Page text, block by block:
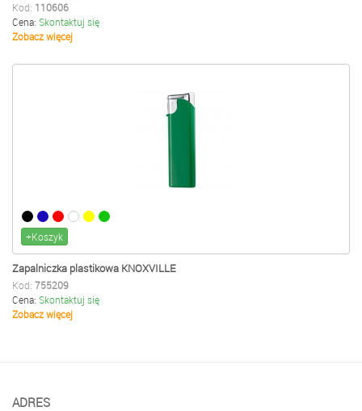
Kod: 110606
Cena: Skontaktuj się
Zobacz więcej
+Koszyk
Zapalniczka plastikowa KNOXVILLE
Kod: 755209
Cena: Skontaktuj się
Zobacz więcej
ADRES